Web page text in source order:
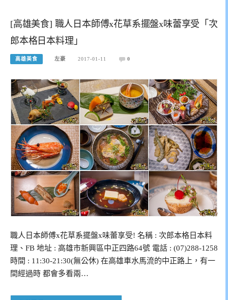
[高雄美食] 職人日本師傅x花草系擺盤x味蕾享受「次
郎本格日本料理」
高雄美食 左豪 2017-01-11 0
職人日本師傅x花草系擺盤x味蕾享受! 名稱 : 次郎本格日本料
理、FB 地址 : 高雄市新興區中正四路64號 電話 : (07)288-1258
時間 : 11:30-21:30(無公休) 在高雄車水馬流的中正路上，有一
間經過時 都會多看兩…